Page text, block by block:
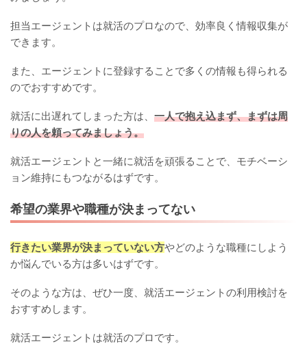
担当エージェントは就活のプロなので、効率良く情報収集が
できます。
また、エージェントに登録することで多くの情報も得られる
のでおすすめです。
就活に出遅れてしまった方は、 一人で抱え込まず、まずは周
りの人を頼ってみましょう。
就活エージェントと一緒に就活を頑張ることで、モチベーシ
ョン維持にもつながるはずです。
希望の業界や職種が決まってない
行きたい業界が決まっていない方やどのような職種にしよう
か悩んでいる方は多いはずです。
そのような方は、ぜひ一度、就活エージェントの利用検討を
おすすめします。
就活エージェントは就活のプロです。